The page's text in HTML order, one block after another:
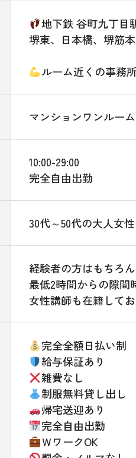
地下鉄 谷町九丁目
堺東、日本橋、堺筋
ルーム近くの事務
マンションワンルー
10:00-29:00
完全自由出勤
30代～50代の大人女性
経験者の方はもちろ
最低2時間からの隙
女性講師も在籍して
完全全額日払い制
給与保証あり
雑費なし
制服無料貸し出し
帰宅送迎あり
完全自由出勤
ＷワークOK